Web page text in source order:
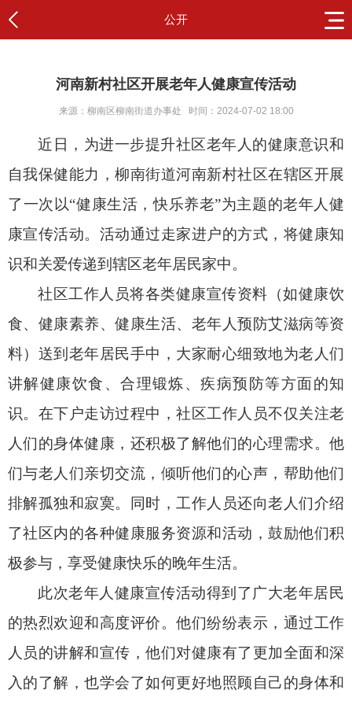
公开
河南新村社区开展老年人健康宣传活动
来源：柳南区柳南街道办事处 时间：2024-07-02 18:00
近日，为进一步提升社区老年人的健康意识和
自我保健能力，柳南街道河南新村社区在辖区开展
了一次以“健康生活，快乐养老”为主题的老年人健
康宣传活动。活动通过走家进户的方式，将健康知
识和关爱传递到辖区老年居民家中。
社区工作人员将各类健康宣传资料（如健康饮
食、健康素养、健康生活、老年人预防艾滋病等资
料）送到老年居民手中，大家耐心细致地为老人们
讲解健康饮食、合理锻炼、疾病预防等方面的知
识。在下户走访过程中，社区工作人员不仅关注老
人们的身体健康，还积极了解他们的心理需求。他
们与老人们亲切交流，倾听他们的心声，帮助他们
排解孤独和寂寞。同时，工作人员还向老人们介绍
了社区内的各种健康服务资源和活动，鼓励他们积
极参与，享受健康快乐的晚年生活。
此次老年人健康宣传活动得到了广大老年居民
的热烈欢迎和高度评价。他们纷纷表示，通过工作
人员的讲解和宣传，他们对健康有了更加全面和深
入的了解，也学会了如何更好地照顾自己的身体和